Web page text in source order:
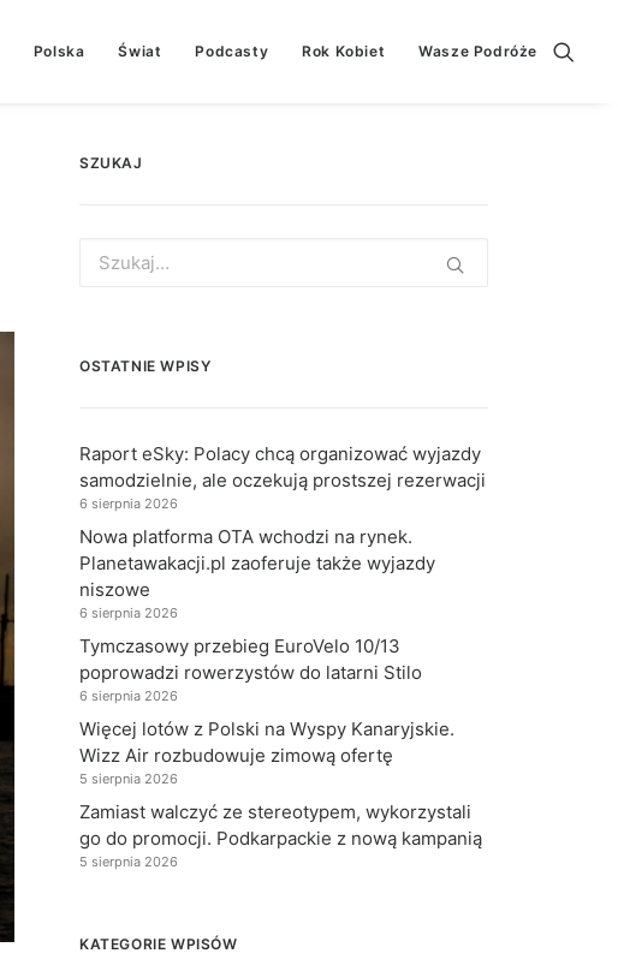
Polska Świat Podcasty Rok Kobiet Wasze Podróże
SZUKAJ
for:
OSTATNIE WPISY
Raport eSky: Polacy chcą organizować wyjazdy
samodzielnie, ale oczekują prostszej rezerwacji
6 sierpnia 2026
Nowa platforma OTA wchodzi na rynek.
Planetawakacji.pl zaoferuje także wyjazdy
niszowe
6 sierpnia 2026
Tymczasowy przebieg EuroVelo 10/13
poprowadzi rowerzystów do latarni Stilo
6 sierpnia 2026
Więcej lotów z Polski na Wyspy Kanaryjskie.
Wizz Air rozbudowuje zimową ofertę
5 sierpnia 2026
Zamiast walczyć ze stereotypem, wykorzystali
go do promocji. Podkarpackie z nową kampanią
5 sierpnia 2026
KATEGORIE WPISÓW